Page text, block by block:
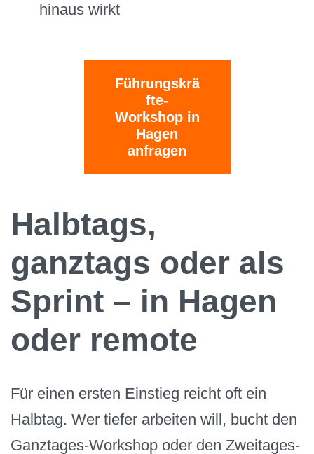
hinaus wirkt
Führungskrä
fte-
Workshop in
Hagen
anfragen
Halbtags,
ganztags oder als
Sprint – in Hagen
oder remote
Für einen ersten Einstieg reicht oft ein
Halbtag. Wer tiefer arbeiten will, bucht den
Ganztages-Workshop oder den Zweitages-